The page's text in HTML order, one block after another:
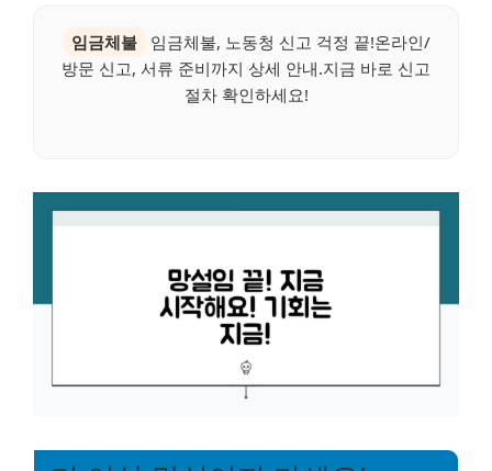
임금체불
임금체불, 노동청 신고 걱정 끝!온라인/
방문 신고, 서류 준비까지 상세 안내.지금 바로 신고
절차 확인하세요!